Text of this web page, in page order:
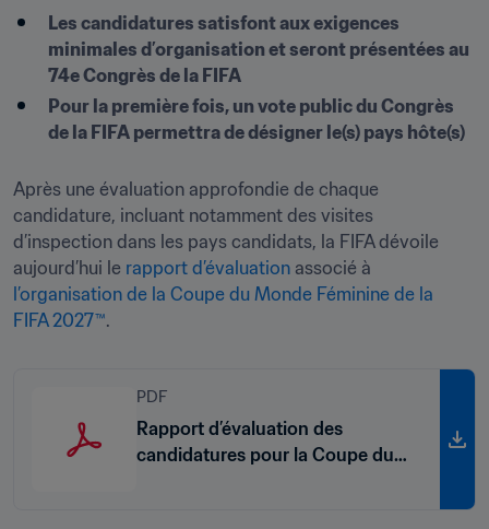
Les candidatures satisfont aux exigences
minimales d’organisation et seront présentées au
74e Congrès de la FIFA
Pour la première fois, un vote public du Congrès
de la FIFA permettra de désigner le(s) pays hôte(s)
Après une évaluation approfondie de chaque
candidature, incluant notamment des visites
d’inspection dans les pays candidats, la FIFA dévoile
aujourd’hui le rapport d’évaluation
l’organisation de la Coupe du Monde Féminine de la
FIFA 2027™.
PDF
Rapport d’évaluation des
candidatures pour la Coupe du